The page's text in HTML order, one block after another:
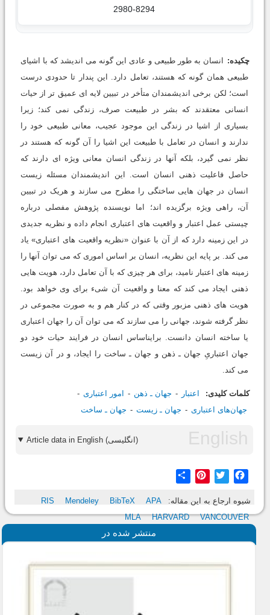
2980-8294
چکیده:
انسان به طور طبیعی و عادی این گونه می اندیشد که با اشیای
طبیعی همان گونه که هستند، تعامل دارد. این پندار تا حدودی درست
است؛ لکن برخی اندیشمندان متأخر در تبیین لایه ای عمیق تر از حیات
انسانی معتقدند که بشر در طبیعت صرف، زندگی نمی کند؛ زیرا
بسیاری از اشیا در زندگی این موجود عجیب، معانی طبیعی خود را
ندارند و انسان در تعامل با طبیعت این اشیا را آن گونه که هستند در
نظر نمی گیرد، بلکه آنها در زندگی انسان معانی ویژه ای دارند که
حاصل فاعلیت ذهنی انسان است. این اندیشمندان مسئله زیست
انسان در جهان هایی ساختگی را مطرح می سازند و هریک در تبیین
آن، راهی ویژه برگزیده اند؛ اما نویسنده پژوهش مفصلی درباره
چیستی عمل اعتبار و واقعیت های اعتباری انجام داده و نظریه جدیدی
در این زمینه دارد که از آن با عنوان «نظریه واقعیت های اعتباری» یاد
می کند. بر پایه این نظریه، انسان بر اساس اموری که می توان آنها را
زمینه های اعتبار نامید، برای هر چیزی که با آن تعامل دارد، هویت هایی
ذهنی ایجاد می کند که معنا و واقعیت آن شیء برای وی خواهد بود.
هویت های ذهنی مزبور وقتی که در کنار هم و به صورت مجموعی در
نظر گرفته شوند، جهانی را می سازند که می توان آن را جهان اعتباری
یا ساخته انسان دانست. براین‎اساس انسان در فرایند حیات خود دو
جهان اعتباریِ جهان ـ ذهن و جهان ـ ساخت را ایجاد، و در آن زیست
می کند.
کلمات کلیدی: اعتبار جهان ـ ذهن
امور اعتباری
جهان‌های اعتباری
جهان ـ زیست جهان ـ ساخت
Article data in English (انگلیسی)
Facebook
Twitter
Pinterest
شیوه ارجاع به این مقاله: RIS Mendeley BibTeX
APA
MLA
HARVARD VANCOUVER
منتشر شده در